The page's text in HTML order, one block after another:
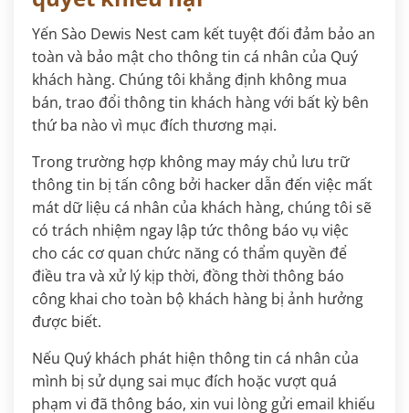
Yến Sào Dewis Nest cam kết tuyệt đối đảm bảo an
toàn và bảo mật cho thông tin cá nhân của Quý
khách hàng. Chúng tôi khẳng định không mua
bán, trao đổi thông tin khách hàng với bất kỳ bên
thứ ba nào vì mục đích thương mại.
Trong trường hợp không may máy chủ lưu trữ
thông tin bị tấn công bởi hacker dẫn đến việc mất
mát dữ liệu cá nhân của khách hàng, chúng tôi sẽ
có trách nhiệm ngay lập tức thông báo vụ việc
cho các cơ quan chức năng có thẩm quyền để
điều tra và xử lý kịp thời, đồng thời thông báo
công khai cho toàn bộ khách hàng bị ảnh hưởng
được biết.
Nếu Quý khách phát hiện thông tin cá nhân của
mình bị sử dụng sai mục đích hoặc vượt quá
phạm vi đã thông báo, xin vui lòng gửi email khiếu